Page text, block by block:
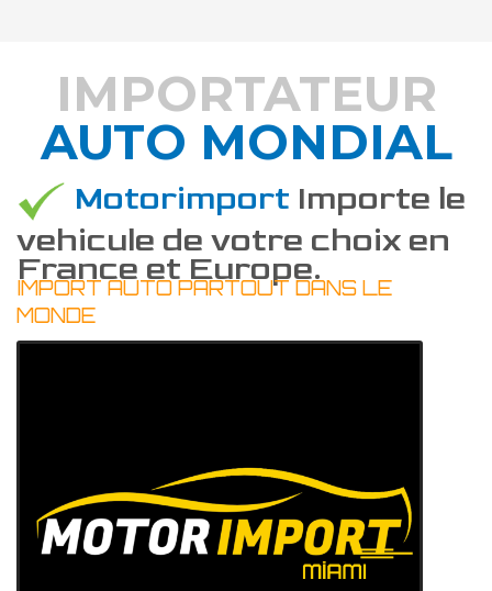
DÉCOUVREZ COMMENT
IMPORTATEUR
AUTO MONDIAL
Motorimport Importe le
vehicule de votre choix en
France et Europe.
IMPORT AUTO PARTOUT DANS LE
MONDE